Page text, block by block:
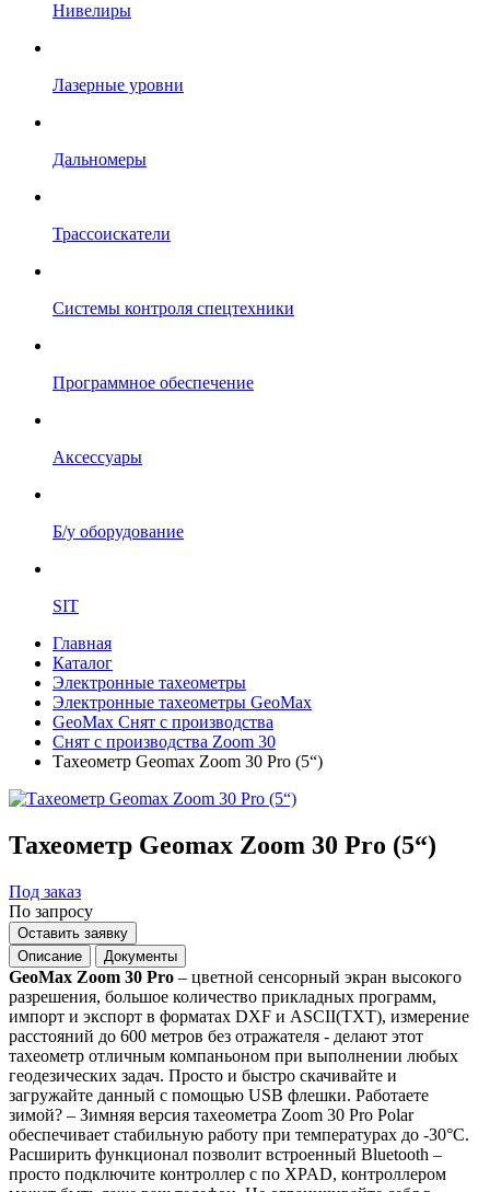
Нивелиры
Лазерные уровни
Дальномеры
Трассоискатели
Системы контроля спецтехники
Программное обеспечение
Аксессуары
Б/у оборудование
SIT
Главная
Каталог
Электронные тахеометры
Электронные тахеометры GeoMax
GeoMax Снят с производства
Снят с производства Zoom 30
Тахеометр Geomax Zoom 30 Pro (5“)
Тахеометр Geomax Zoom 30 Pro (5“)
Под заказ
По запросу
Оставить заявку
Описание
Документы
GeoMax Zoom 30 Pro – цветной сенсорный экран высокого
разрешения, большое количество прикладных программ,
импорт и экспорт в форматах DXF и ASCII(TXT), измерение
расстояний до 600 метров без отражателя - делают этот
тахеометр отличным компаньоном при выполнении любых
геодезических задач. Просто и быстро скачивайте и
загружайте данный с помощью USB флешки. Работаете
зимой? – Зимняя версия тахеометра Zoom 30 Pro Polar
обеспечивает стабильную работу при температурах до -30°С.
Расширить функционал позволит встроенный Bluetooth –
просто подключите контроллер с по XPAD, контроллером